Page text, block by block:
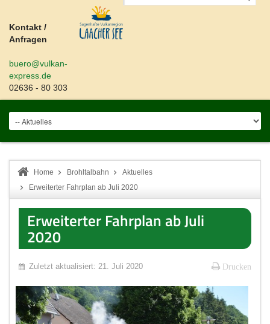
Kontakt /
Anfragen
buero@vulkan-
express.de
02636 - 80 303
Home Brohltalbahn
Aktuelles
Erweiterter Fahrplan ab Juli 2020
Erweiterter Fahrplan ab Juli
2020
Drucken
Zuletzt aktualisiert: 21. Juli 2020